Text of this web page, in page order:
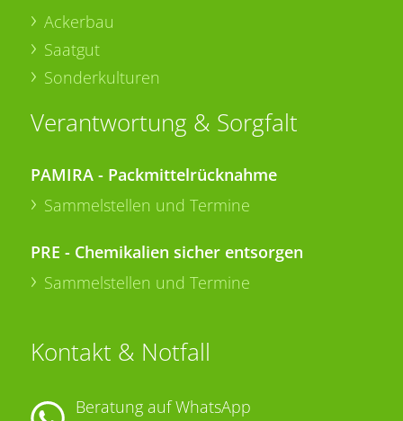
Ackerbau
Saatgut
Sonderkulturen
Verantwortung & Sorgfalt
PAMIRA - Packmittelrücknahme
Sammelstellen und Termine
PRE - Chemikalien sicher entsorgen
Sammelstellen und Termine
Kontakt & Notfall
Beratung auf WhatsApp